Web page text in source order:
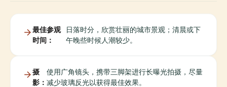
最佳参观
时间：
日落时分，欣赏壮丽的城市景观；清晨或下
午晚些时候人潮较少。
摄
影：
使用广角镜头，携带三脚架进行长曝光拍摄，尽量
减少玻璃反光以获得最佳效果。